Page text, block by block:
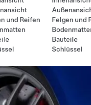
und Reifen
Felgen und
Bauteile
Schlüssel